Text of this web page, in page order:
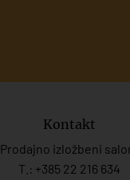
Kontakt
Prodajno izložbeni
T.: +385 22 216 634